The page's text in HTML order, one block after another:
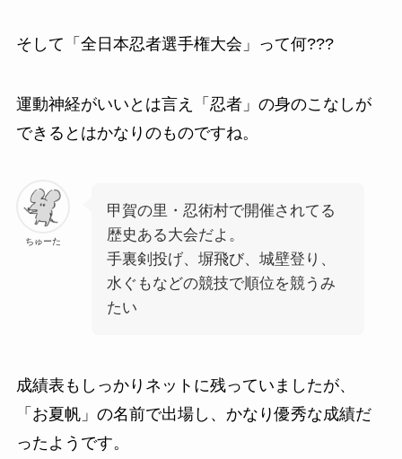
そして「全日本忍者選手権大会」って何???
運動神経がいいとは言え「忍者」の身のこなしが
できるとはかなりのものですね。
ちゅーた
甲賀の里・忍術村で開催されてる
歴史ある大会だよ。
手裏剣投げ、塀飛び、城壁登り、
水ぐもなどの競技で順位を競うみ
たい
成績表もしっかりネットに残っていましたが、
「お夏帆」の名前で出場し、かなり優秀な成績だ
ったようです。